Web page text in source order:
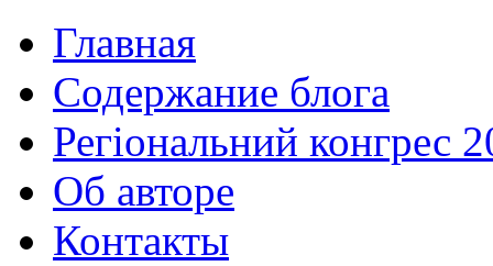
Главная
Содержание блога
Регіональний конгрес
Об авторе
Контакты